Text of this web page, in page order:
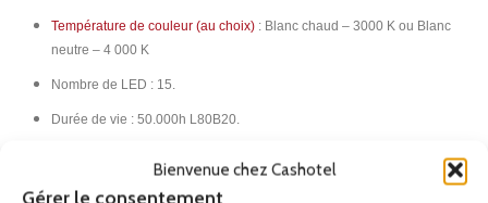
Bienvenue chez Cashotel
Gérer le consentement
Température de couleur (au choix) : Blanc chaud – 3000 K ou Blanc
neutre – 4 000 K
Nombre de LED : 15.
Durée de vie : 50.000h L80B20.
Lm/W réels: 67.